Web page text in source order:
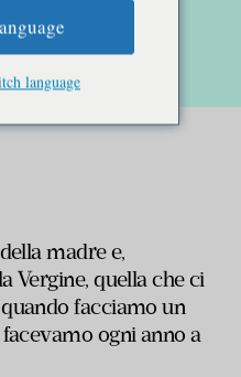
madre e,
Vergine, quella che ci
facciamo un
ogni anno a
language